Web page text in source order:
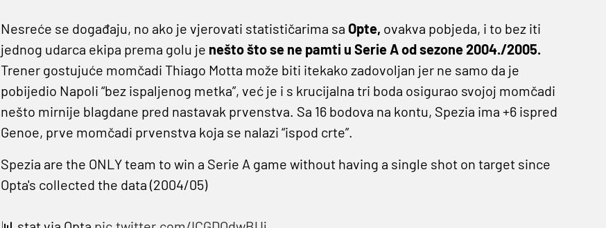
Nesreće se događaju, no ako je vjerovati statističarima sa Opte, ovakva pobjeda, i to bez iti
jednog udarca ekipa prema golu je nešto što se ne pamti u Serie A od sezone 2004./2005.
Trener gostujuće momčadi Thiago Motta može biti itekako zadovoljan jer ne samo da je
pobijedio Napoli “bez ispaljenog metka”, već je i s krucijalna tri boda osigurao svojoj momčadi
nešto mirnije blagdane pred nastavak prvenstva. Sa 16 bodova na kontu, Spezia ima +6 ispred
Genoe, prve momčadi prvenstva koja se nalazi “ispod crte”.
Spezia are the ONLY team to win a Serie A game without having a single shot on target since
Opta's collected the data (2004/05)